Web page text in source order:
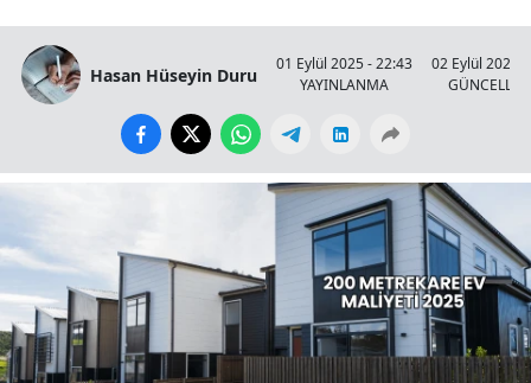
Hasan Hüseyin Duru
01 Eylül 2025 - 22:43
YAYINLANMA
02 Eylül 2025